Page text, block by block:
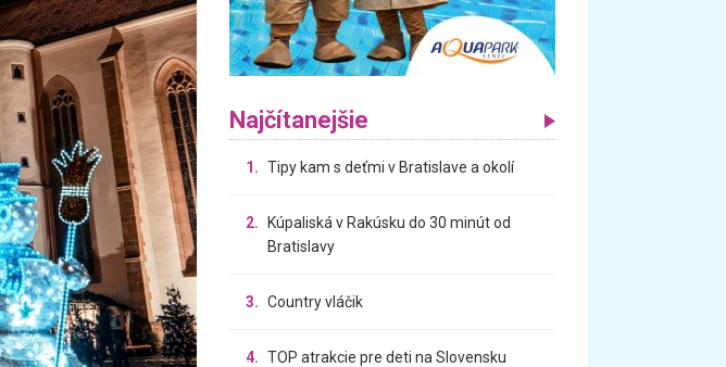
Najčítanejšie
1. Tipy kam s deťmi v Bratislave a okolí
2.
Kúpaliská v Rakúsku do 30 minút od
Bratislavy
3. Country vláčik
4. TOP atrakcie pre deti na Slovensku